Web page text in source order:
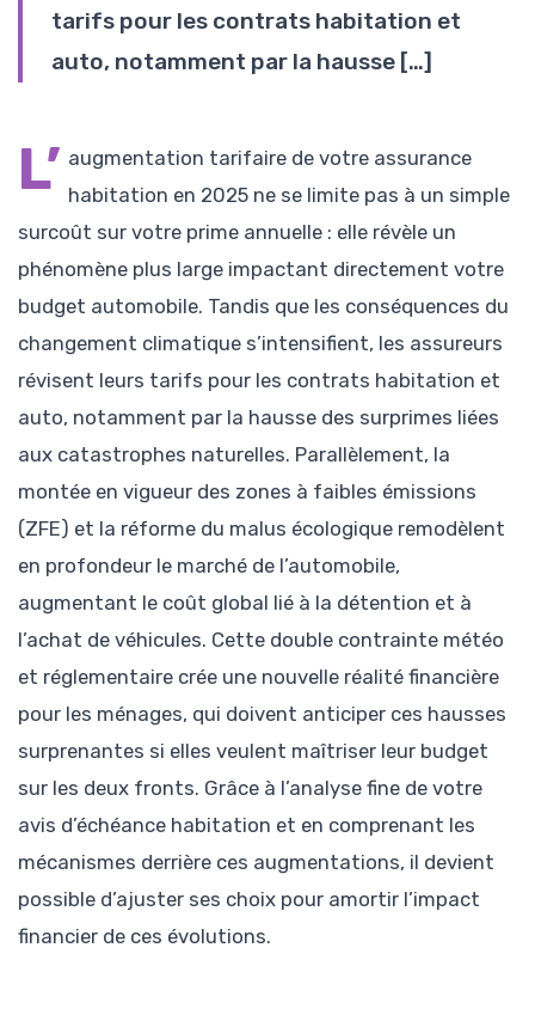
tarifs pour les contrats habitation et
auto, notamment par la hausse […]
L’ augmentation tarifaire de votre assurance
habitation en 2025 ne se limite pas à un simple
surcoût sur votre prime annuelle : elle révèle un
phénomène plus large impactant directement votre
budget automobile. Tandis que les conséquences du
changement climatique s’intensifient, les assureurs
révisent leurs tarifs pour les contrats habitation et
auto, notamment par la hausse des surprimes liées
aux catastrophes naturelles. Parallèlement, la
montée en vigueur des zones à faibles émissions
(ZFE) et la réforme du malus écologique remodèlent
en profondeur le marché de l’automobile,
augmentant le coût global lié à la détention et à
l’achat de véhicules. Cette double contrainte météo
et réglementaire crée une nouvelle réalité financière
pour les ménages, qui doivent anticiper ces hausses
surprenantes si elles veulent maîtriser leur budget
sur les deux fronts. Grâce à l’analyse fine de votre
avis d’échéance habitation et en comprenant les
mécanismes derrière ces augmentations, il devient
possible d’ajuster ses choix pour amortir l’impact
financier de ces évolutions.